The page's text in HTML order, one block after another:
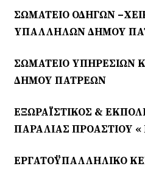
ΣΩΜΑΤΕΙΟ ΟΔΗΓΩΝ
ΥΠΑΛΛΗΛΩΝ ΔΗΜΟΥ
ΣΩΜΑΤΕΙΟ ΥΠΗΡΕΣΙΩΝ
ΔΗΜΟΥ ΠΑΤΡΕΩΝ
ΕΞΩΡΑΪΣΤΙΚΟΣ &
ΠΑΡΑΛΙΑΣ ΠΡΟΑΣΤΙΟΥ «
ΕΡΓΑΤΟΫΠΑΛΛΗΛΙΚΟ